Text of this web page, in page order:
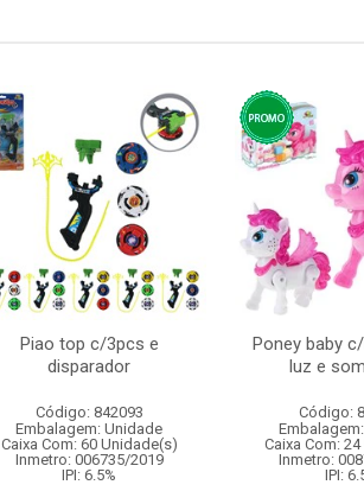
Piao top c/3pcs e
disparador
Código: 842093
Embalagem: Unidade
Caixa Com: 60 Unidade(s)
Inmetro: 006735/2019
IPI: 6.5%
Poney baby
luz e
Código:
Caixa Com:
Inmetro:
IPI: